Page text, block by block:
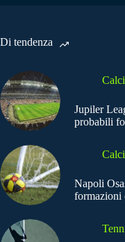
Di tendenza
Jupiler
probabili
Napoli
formazioni